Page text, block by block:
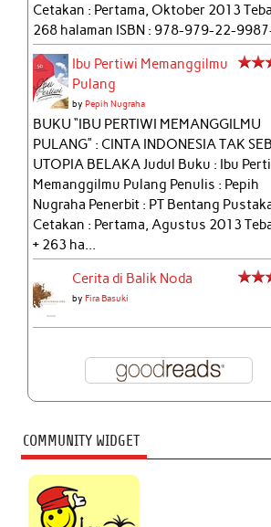
Cetakan : Pertama, Oktober 2013
268 halaman ISBN : 978-979-22-
Ibu Pertiwi Memanggilmu
Pulang
byPepih Nugraha
BUKU “IBU PERTIWI MEMANGGILMU
PULANG” : CINTA INDONESIA TAK
UTOPIA BELAKA Judul Buku : Ibu
Memanggilmu Pulang Penulis : Pepih
Nugraha Penerbit : PT Bentang
Cetakan : Pertama, Agustus 2013
+ 263 ha...
Cerita di Balik Noda
byFira Basuki
COMMUNITY WIDGET